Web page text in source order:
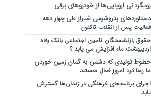
رویگردانی اروپایی‌ها از خودروهای برقی
دستاوردهای پتروشیمی شیراز طی چهار دهه
فعالیت پس از انقلاب تاکنون
حقوق بازنشستگان تامین اجتماعی بانک رفاه
اردیبهشت ماه افزایش می یابد ؟
خطوط تولیدی که دشمن به گمان زمین خوردن
ما رها کرد امروز فعال هستند
اجرای برنامه‌های فرهنگی در زندان‌ها گسترش
یابد